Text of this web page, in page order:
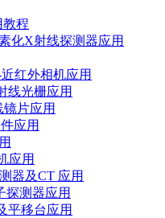
程
化X射线探测器应用
红外相机应用
线光栅应用
片应用
应用
应用
器及CT 应用
探测器应用
平移台应用